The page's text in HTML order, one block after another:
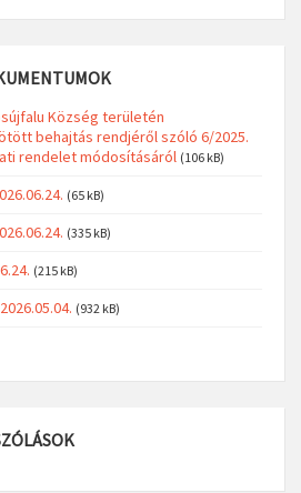
Község területén
behajtás rendjéről szóló 6/2025.
rendelet módosításáról (106 kB)
(65 kB)
(335 kB)
(215 kB)
(932 kB)